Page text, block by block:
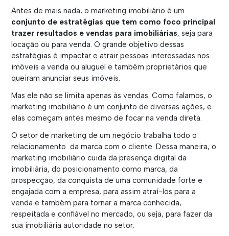
Antes de mais nada, o marketing imobiliário é um
conjunto de estratégias que tem como foco principal
trazer resultados e vendas para imobiliárias, seja para
locação ou para venda. O grande objetivo dessas
estratégias é impactar e atrair pessoas interessadas nos
imóveis a venda ou aluguel e também proprietários que
queiram anunciar seus imóveis.
Mas ele não se limita apenas às vendas. Como falamos, o
marketing imobiliário é um conjunto de diversas ações, e
elas começam antes mesmo de focar na venda direta.
O setor de marketing de um negócio trabalha todo o
relacionamento da marca com o cliente. Dessa maneira, o
marketing imobiliário cuida da presença digital da
imobiliária, do posicionamento como marca, da
prospecção, da conquista de uma comunidade forte e
engajada com a empresa, para assim atraí-los para a
venda e também para tornar a marca conhecida,
respeitada e confiável no mercado, ou seja, para fazer da
sua imobiliária autoridade no setor.